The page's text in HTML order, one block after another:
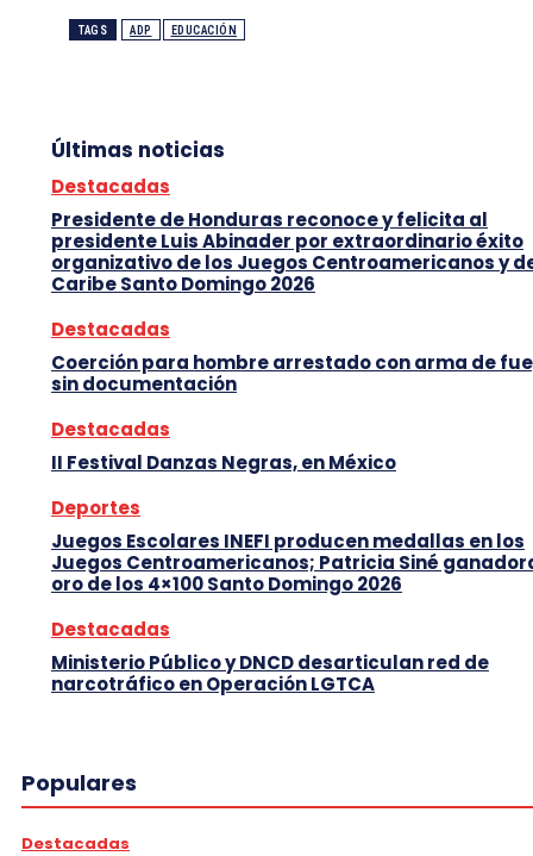
TAGS ADP EDUCACIÓN
Últimas noticias
Destacadas
Presidente de Honduras reconoce y felicita al
presidente Luis Abinader por extraordinario éxito
organizativo de los Juegos Centroamericanos y
Caribe Santo Domingo 2026
Destacadas
Coerción para hombre arrestado con arma de
sin documentación
Destacadas
II Festival Danzas Negras, en México
Deportes
Juegos Escolares INEFI producen medallas en los
Juegos Centroamericanos; Patricia Siné
oro de los 4×100 Santo Domingo 2026
Destacadas
Ministerio Público y DNCD desarticulan red de
narcotráfico en Operación LGTCA
Populares
Destacadas